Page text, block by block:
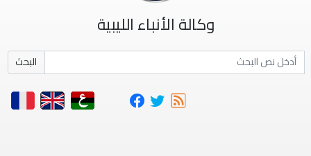
وكالة الأنباء الليبية
البحث